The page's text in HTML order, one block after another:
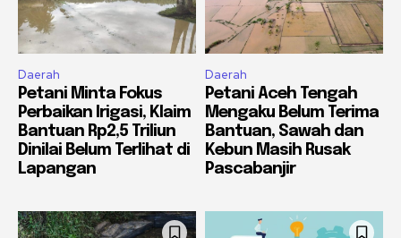
Daerah
Petani Minta Fokus
Perbaikan Irigasi, Klaim
Bantuan Rp2,5 Triliun
Dinilai Belum Terlihat di
Lapangan
Daerah
Petani Aceh Tengah
Mengaku Belum Terima
Bantuan, Sawah dan
Kebun Masih Rusak
Pascabanjir